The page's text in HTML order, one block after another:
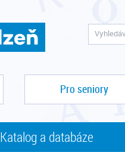
Pro seniory
Katalog a databáze